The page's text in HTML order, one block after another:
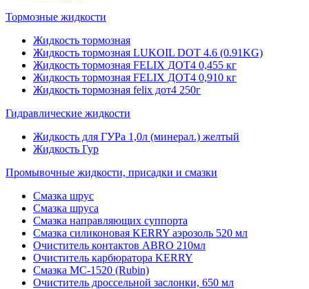
Тормозные жидкости
Жидкость тормозная
Жидкость тормозная LUKOIL DOT 4.6 (0.91KG)
Жидкость тормозная FELIX ДОТ4 0,455 кг
Жидкость тормозная FELIX ДОТ4 0,910 кг
Жидкость тормозная felix дот4 250г
Гидравлические жидкости
Жидкость для ГУРа 1,0л (минерал.) желтый
Жидкость Гур
Промывочные жидкости, присадки и смазки
Смазка шрус
Смазка шруса
Смазка направляющих суппорта
Смазка силиконовая KERRY аэрозоль 520 мл
Очиститель контактов ABRO 210мл
Очиститель карбюратора KERRY
Смазка МС-1520 (Rubin)
Очиститель дроссельной заслонки, 650 мл